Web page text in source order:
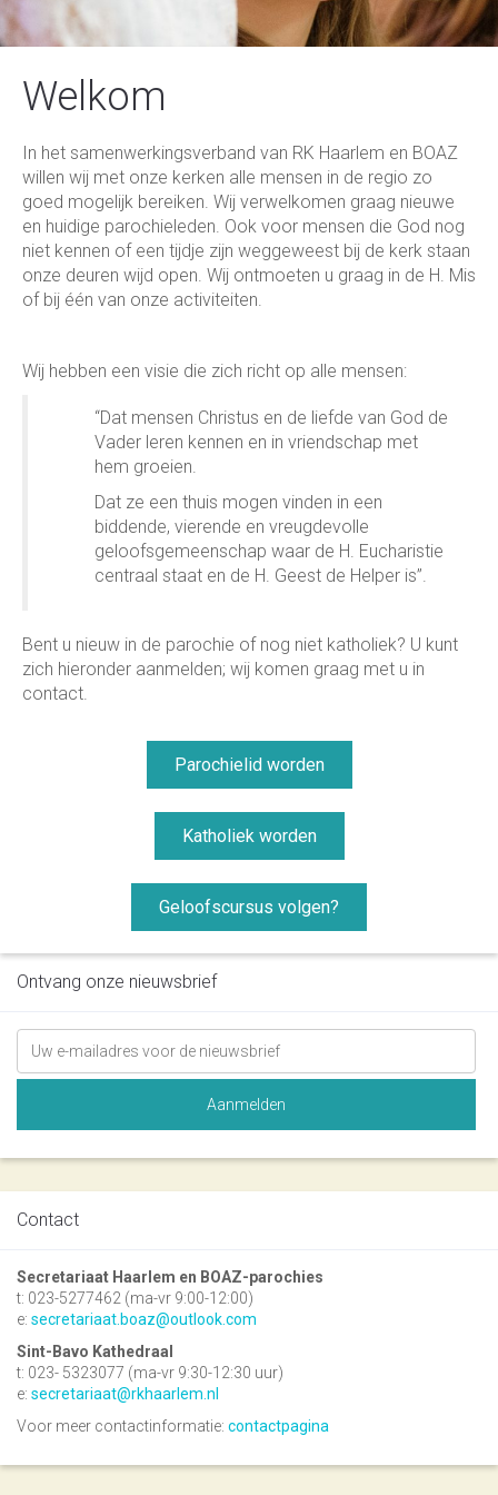
Welkom
In het samenwerkingsverband van RK Haarlem en BOAZ
willen wij met onze kerken alle mensen in de regio zo
goed mogelijk bereiken. Wij verwelkomen graag nieuwe
en huidige parochieleden. Ook voor mensen die God nog
niet kennen of een tijdje zijn weggeweest bij de kerk staan
onze deuren wijd open. Wij ontmoeten u graag in de H. Mis
of bij één van onze activiteiten.
Wij hebben een visie die zich richt op alle mensen:
“Dat mensen Christus en de liefde van God de
Vader leren kennen en in vriendschap met
hem groeien.
Dat ze een thuis mogen vinden in een
biddende, vierende en vreugdevolle
geloofsgemeenschap waar de H. Eucharistie
centraal staat en de H. Geest de Helper is”.
Bent u nieuw in de parochie of nog niet katholiek? U kunt
zich hieronder aanmelden; wij komen graag met u in
contact.
Parochielid worden
Katholiek worden
Geloofscursus volgen?
Ontvang onze nieuwsbrief
Contact
Secretariaat Haarlem en BOAZ-parochies
t: 023-5277462 (ma-vr 9:00-12:00)
e: secretariaat.boaz@outlook.com
Sint-Bavo Kathedraal
t: 023- 5323077 (ma-vr 9:30-12:30 uur)
e: secretariaat@rkhaarlem.nl
Voor meer contactinformatie: contactpagina